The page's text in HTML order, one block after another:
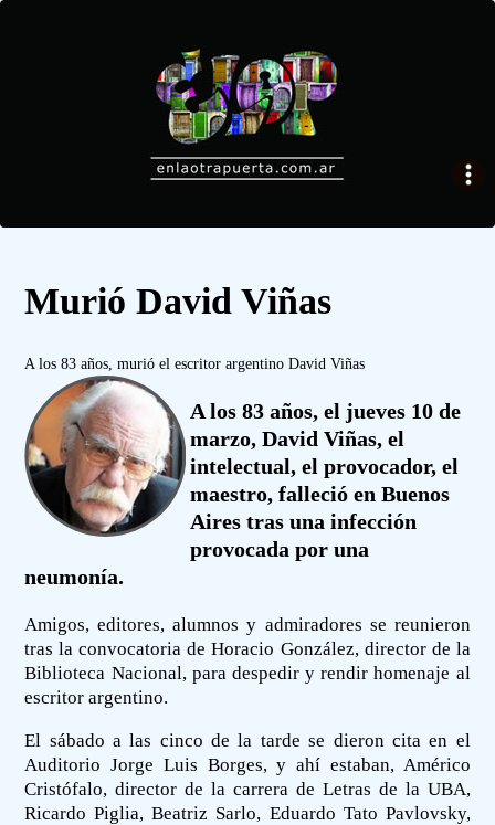
Murió David Viñas
A los 83 años, murió el escritor argentino David Viñas
A los 83 años, el jueves 10 de
marzo, David Viñas, el
intelectual, el provocador, el
maestro, falleció en Buenos
Aires tras una infección
provocada por una
neumonía.
Amigos, editores, alumnos y admiradores se reunieron
tras la convocatoria de Horacio González, director de la
Biblioteca Nacional, para despedir y rendir homenaje al
escritor argentino.
El sábado a las cinco de la tarde se dieron cita en el
Auditorio Jorge Luis Borges, y ahí estaban, Américo
Cristófalo, director de la carrera de Letras de la UBA,
Ricardo Piglia, Beatriz Sarlo, Eduardo Tato Pavlovsky,